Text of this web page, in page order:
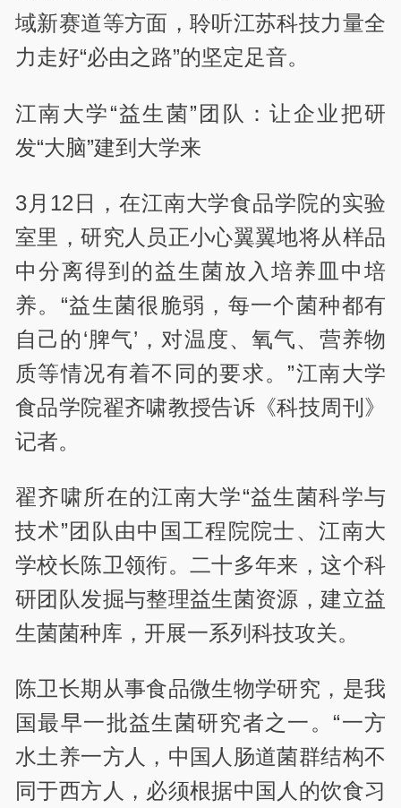
域新赛道等方面，聆听江苏科技力量全
力走好“必由之路”的坚定足音。
江南大学“益生菌”团队：让企业把研
发“大脑”建到大学来
3月12日，在江南大学食品学院的实验
室里，研究人员正小心翼翼地将从样品
中分离得到的益生菌放入培养皿中培
养。“益生菌很脆弱，每一个菌种都有
自己的‘脾气’，对温度、氧气、营养物
质等情况有着不同的要求。”江南大学
食品学院翟齐啸教授告诉《科技周刊》
记者。
翟齐啸所在的江南大学“益生菌科学与
技术”团队由中国工程院院士、江南大
学校长陈卫领衔。二十多年来，这个科
研团队发掘与整理益生菌资源，建立益
生菌菌种库，开展一系列科技攻关。
陈卫长期从事食品微生物学研究，是我
国最早一批益生菌研究者之一。“一方
水土养一方人，中国人肠道菌群结构不
同于西方人，必须根据中国人的饮食习